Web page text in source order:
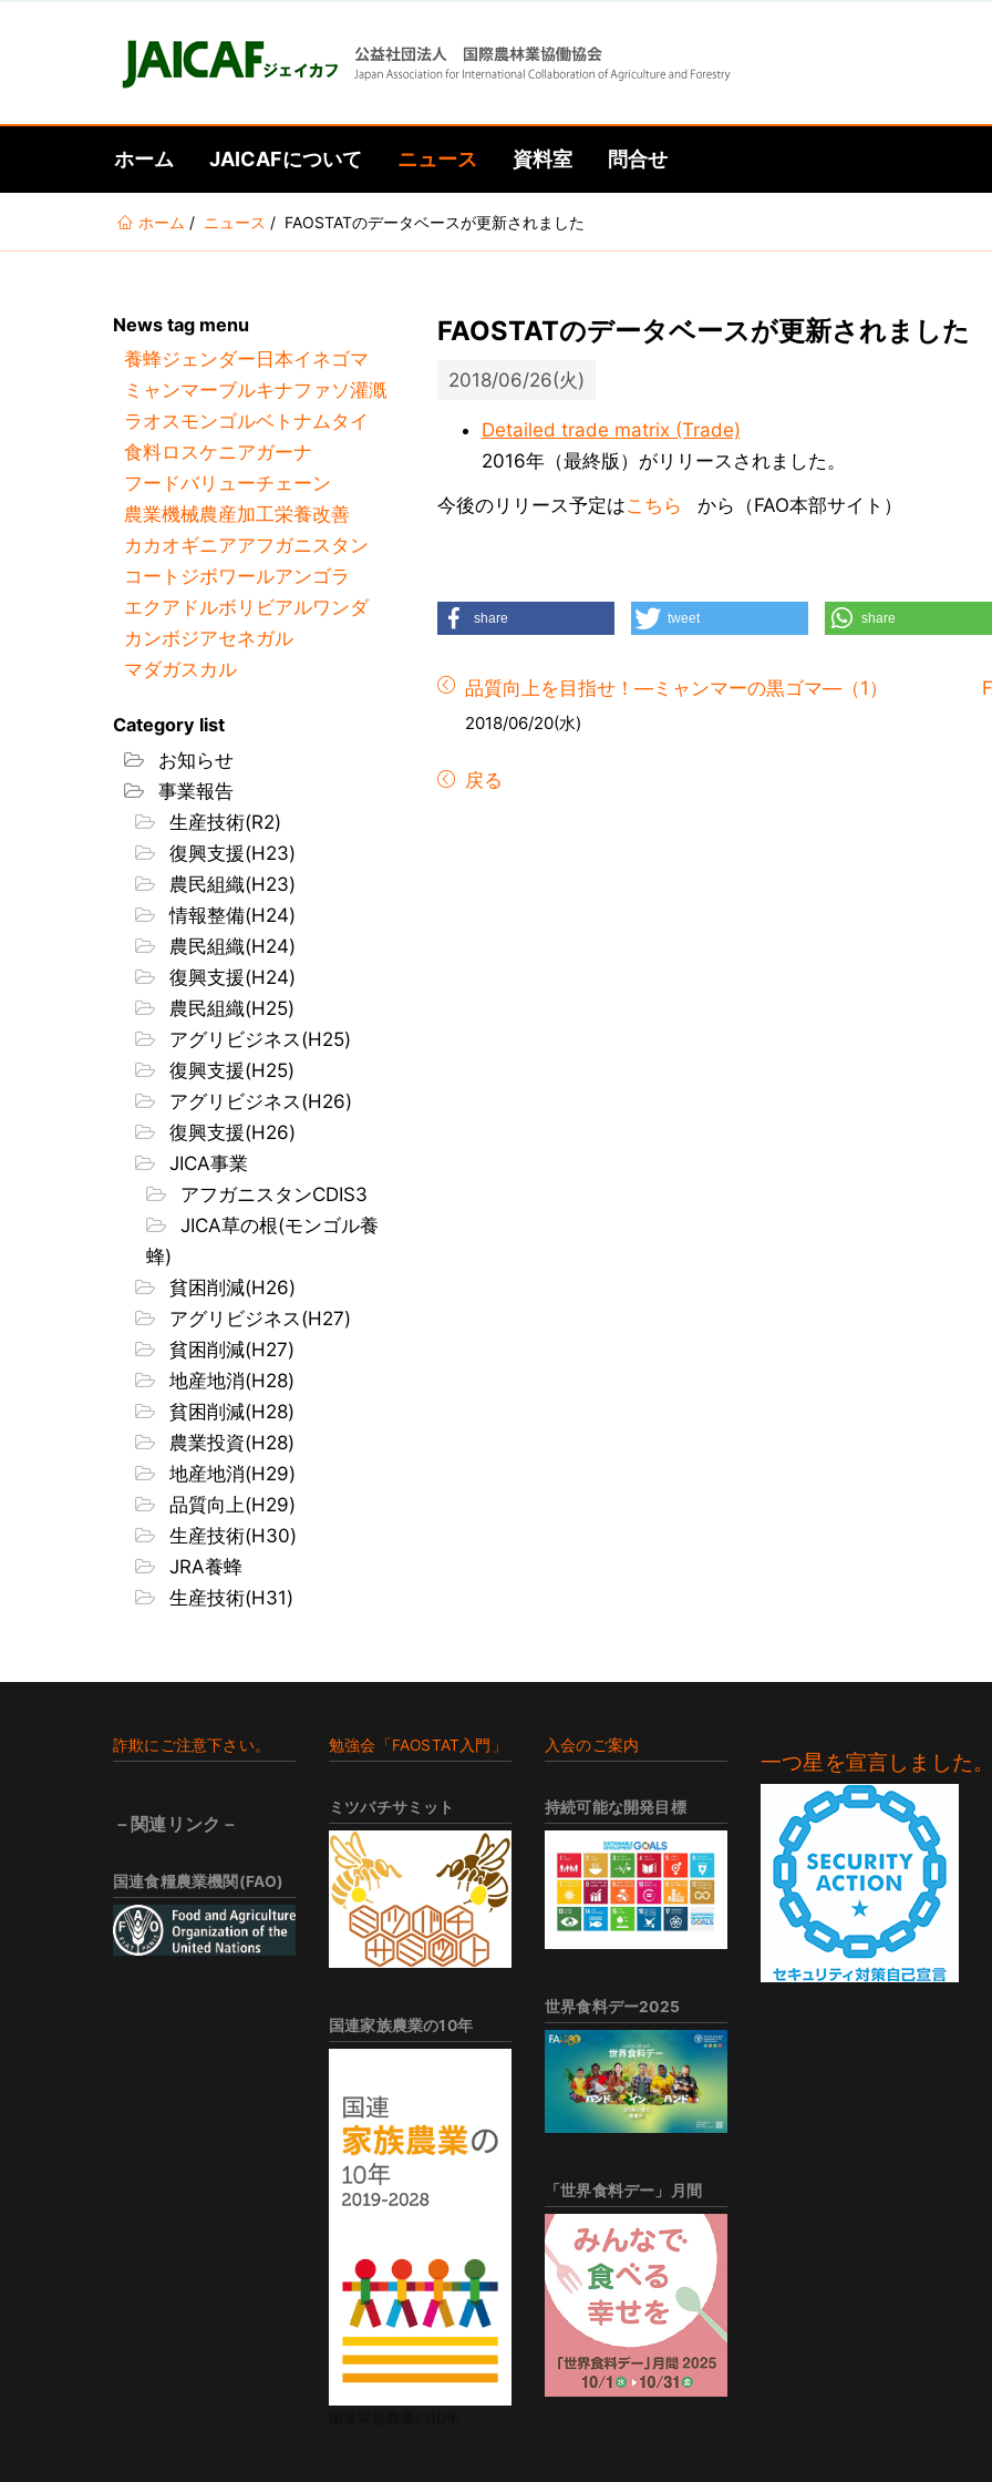
ホーム JAICAFについて ニュース 資料室 問合せ
ホーム ニュース FAOSTATのデータベースが更新されました
News tag menu
養蜂ジェンダー 日本イネゴマ
ミャンマーブルキナファソ灌漑
ラオスモンゴルベトナムタイ
食料ロスケニアガーナ
フードバリューチェーン
農業機械農産加工栄養改善
カカオギニアアフガニスタン
コートジボワールアンゴラ
エクアドルボリビアルワンダ
カンボジアセネガル
マダガスカル
Category list
お知らせ
事業報告
生産技術(R2)
復興支援(H23)
農民組織(H23)
情報整備(H24)
農民組織(H24)
復興支援(H24)
農民組織(H25)
アグリビジネス(H25)
復興支援(H25)
アグリビジネス(H26)
復興支援(H26)
JICA事業
アフガニスタンCDIS3
JICA草の根(モンゴル養
蜂)
貧困削減(H26)
アグリビジネス(H27)
貧困削減(H27)
地産地消(H28)
貧困削減(H28)
農業投資(H28)
地産地消(H29)
品質向上(H29)
生産技術(H30)
JRA養蜂
生産技術(H31)
FAOSTATのデータベースが更新されました
2018/06/26(火)
Detailed trade matrix (Trade)
2016年（最終版）がリリースされました。
今後のリリース予定はこちら から（FAO本部サイト）
share tweet share
品質向上を目指せ！―ミャンマーの黒ゴマ―（1）
2018/06/20(水)
戻る
詐欺にご注意下さい。
－関連リンク－
国連食糧農業機関(FAO)
勉強会「FAOSTAT入門」
ミツバチサミット
国連家族農業の10年
入会のご案内
持続可能な開発目標
世界食料デー2025
「世界食料デー」月間
一つ星を宣言しました